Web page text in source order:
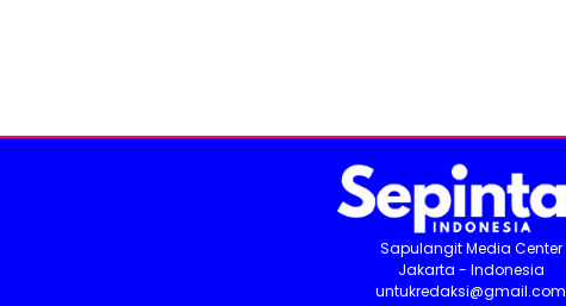
Sapulangit Media Center
Jakarta - Indonesia
untukredaksi@gmail.com